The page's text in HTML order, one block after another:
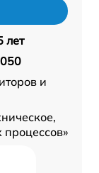
лет
и
процессов»